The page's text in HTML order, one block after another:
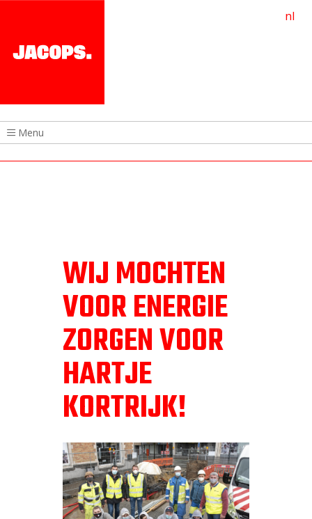
nl
Menu
WIJ MOCHTEN
VOOR ENERGIE
ZORGEN VOOR
HARTJE
KORTRIJK!